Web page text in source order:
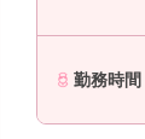
勤務時間